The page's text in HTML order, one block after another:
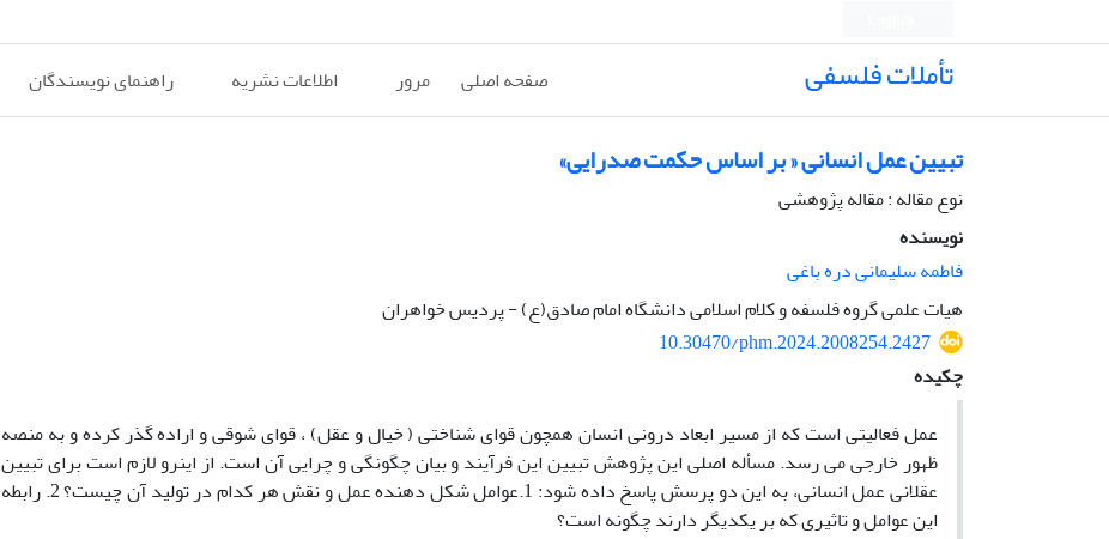
تأملات فلسفی صفحه اصلی مرور اطلاعات نشریه راهنمای نویسندگان
تبیین عمل انسانی « بر اساس حکمت صدرایی»
نوع مقاله : مقاله پژوهشی
نویسنده
فاطمه سلیمانی دره باغی
هیات علمی گروه فلسفه و کلام اسلامی دانشگاه امام صادق(ع) - پردیس خواهران
10.30470/phm.2024.2008254.2427
چکیده
عمل فعالیتی است که از مسیر ابعاد درونی انسان همچون قوای شناختی ( خیال و عقل) ، قوای شوقی و اراده گذر کرده و به منصه
ظهور خارجی می رسد. مسأله اصلی این پژوهش تبیین این فرآیند و بیان چگونگی و چرایی آن است. از اینرو لازم است برای تبیین
عقلانی عمل انسانی، به این دو پرسش پاسخ داده شود: 1.عوامل شکل دهنده عمل و نقش هر کدام در تولید آن چیست؟ 2. رابطه
این عوامل و تاثیری که بر یکدیگر دارند چگونه است؟